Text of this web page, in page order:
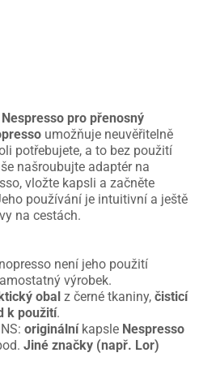
pro přenosný
umožňuje neuvěřitelně
potřebujete, a to bez použití
našroubujte adaptér na
vložte kapsli a začněte
používání je intuitivní a ještě
na cestách.
není jeho použití
výrobek.
obal z černé tkaniny, čisticí
k použití.
originálníkapsle Nespresso
Jiné značky (např. Lor)